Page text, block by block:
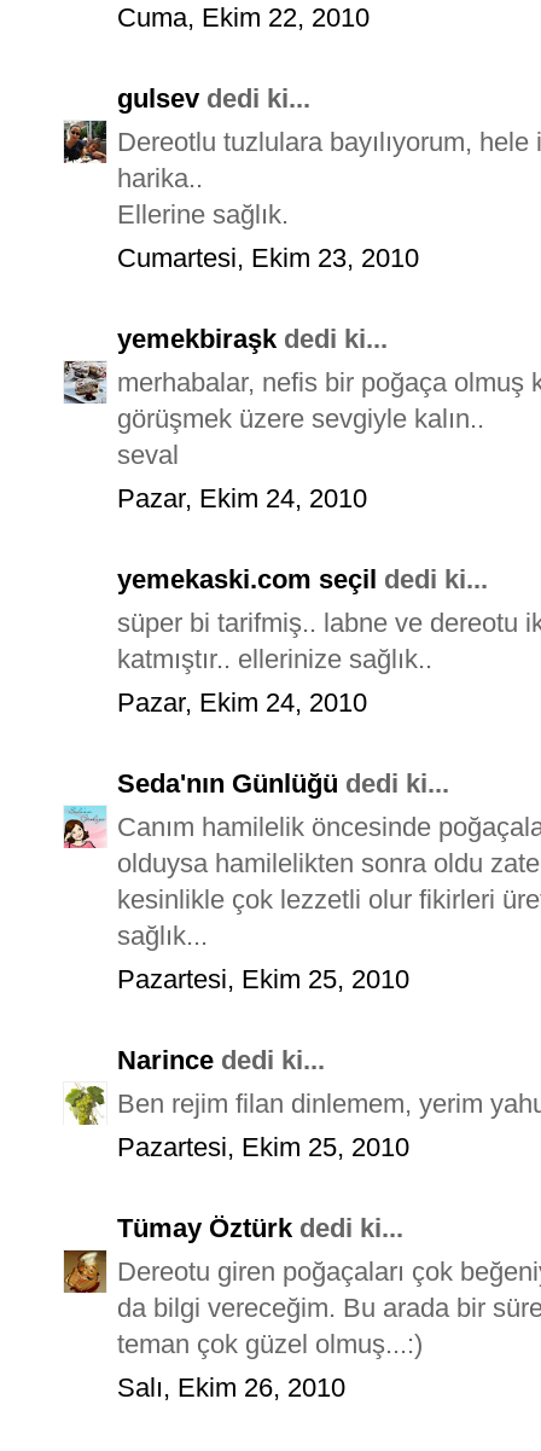
Cuma, Ekim 22, 2010
gulsev dedi ki...
Dereotlu tuzlulara bayılıyorum,
harika..
Ellerine sağlık.
Cumartesi, Ekim 23, 2010
yemekbiraşk dedi ki...
merhabalar, nefis bir poğaça olmuş
görüşmek üzere sevgiyle kalın..
seval
Pazar, Ekim 24, 2010
yemekaski.com seçil dedi ki...
süper bi tarifmiş.. labne ve dereotu
katmıştır.. ellerinize sağlık..
Pazar, Ekim 24, 2010
Seda'nın Günlüğü dedi ki...
Canım hamilelik öncesinde
olduysa hamilelikten sonra oldu
kesinlikle çok lezzetli olur fikirleri
sağlık...
Pazartesi, Ekim 25, 2010
Narince dedi ki...
Ben rejim filan dinlemem, yerim
Pazartesi, Ekim 25, 2010
Tümay Öztürk dedi ki...
Dereotu giren poğaçaları çok
da bilgi vereceğim. Bu arada bir
teman çok güzel olmuş...:)
Salı, Ekim 26, 2010